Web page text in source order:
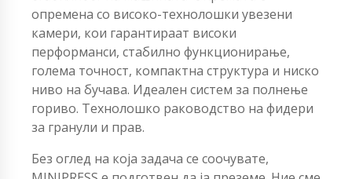
опремена со високо-технолошки увезени
камери, кои гарантираат високи
перформанси, стабилно функционирање,
голема точност, компактна структура и ниско
ниво на бучава. Идеален систем за полнење
гориво. Технолошко раководство на фидери
за гранули и прав.
Без оглед на која задача се соочувате,